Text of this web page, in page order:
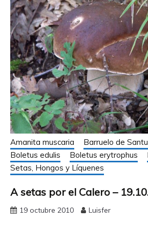
Amanita muscaria
Barruelo de
Boletus edulis
Boletus erytrophus
Setas, Hongos y Líquenes
A setas por el Calero –
19 octubre 2010 Luisfer